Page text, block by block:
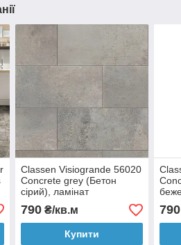
Classen Visiogrande 56020
Concrete grey (Бетон
сірий), ламінат
790₴/кв.м
Купити
790